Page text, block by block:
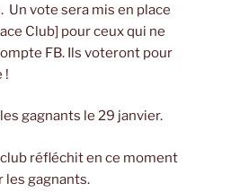
Un vote sera mis en place
Club] pour ceux qui ne
FB. Ils voteront pour
!
gagnants le 29 janvier.
réfléchit en ce moment
les gagnants.